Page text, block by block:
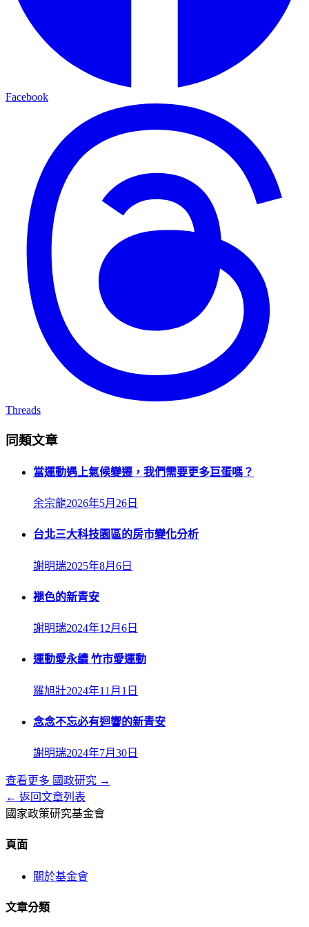
Facebook
Threads
同類文章
當運動遇上氣候變遷，我們需要更多巨蛋嗎？
余宗龍2026年5月26日
台北三大科技園區的房市變化分析
謝明瑞2025年8月6日
褪色的新青安
謝明瑞2024年12月6日
運動愛永續 竹市愛運動
羅旭壯2024年11月1日
念念不忘必有迴響的新青安
謝明瑞2024年7月30日
查看更多 國政研究 →
← 返回文章列表
國家政策研究基金會
頁面
關於基金會
文章分類